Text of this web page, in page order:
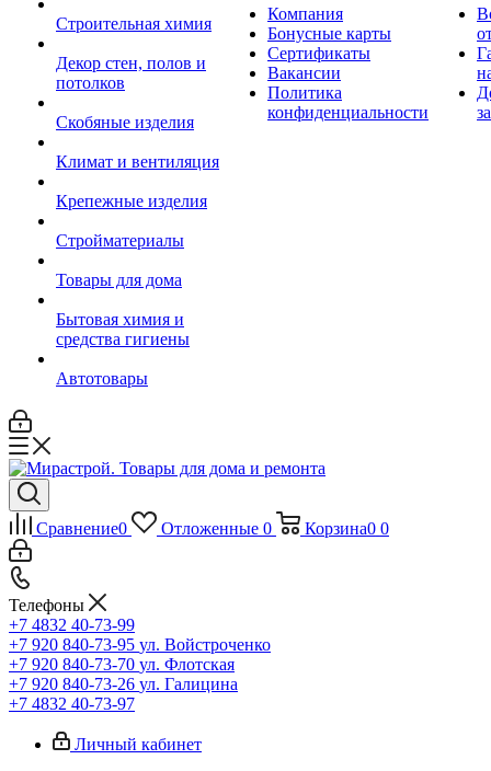
Строительная химия
Декор стен, полов и
потолков
Скобяные изделия
Климат и вентиляция
Крепежные изделия
Стройматериалы
Товары для дома
Бытовая химия и
средства гигиены
Автотовары
Компания
Бонусные карты
Сертификаты
Вакансии
Политика
конфиденциальности
Сравнение0 Отложенные 0 Корзина0 0
Телефоны
+7 4832 40-73-99
+7 920 840-73-95 ул. Войстроченко
+7 920 840-73-70 ул. Флотская
+7 920 840-73-26 ул. Галицина
+7 4832 40-73-97
Личный кабинет